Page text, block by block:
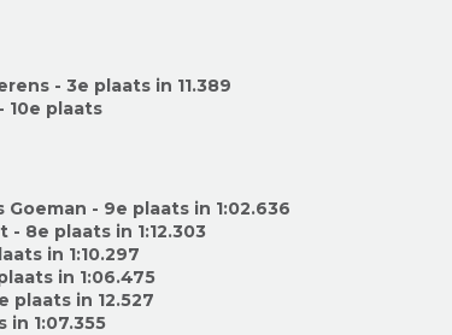
- 3e plaats in 11.389
10e plaats
Goeman - 9e plaats in 1:02.636
8e plaats in 1:12.303
in 1:10.297
in 1:06.475
plaats in 12.527
in 1:07.355